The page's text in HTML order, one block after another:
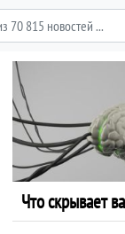
Что скрывает